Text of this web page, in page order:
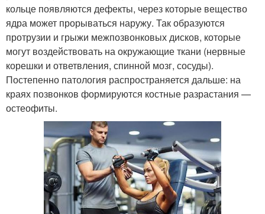
кольце появляются дефекты, через которые вещество
ядра может прорываться наружу. Так образуются
протрузии и грыжи межпозвонковых дисков, которые
могут воздействовать на окружающие ткани (нервные
корешки и ответвления, спинной мозг, сосуды).
Постепенно патология распространяется дальше: на
краях позвонков формируются костные разрастания —
остеофиты.